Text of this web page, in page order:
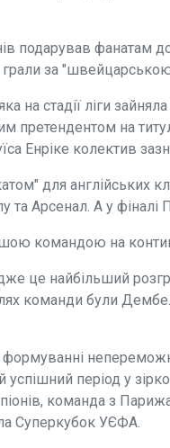
подарував фанатам
за
на стадії ліги
на титул
Енріке колектив
для англійських
та Арсенал. А у
командою на
це найбільший
команди були
успішний період у
команда з
Суперкубок УЄФА.